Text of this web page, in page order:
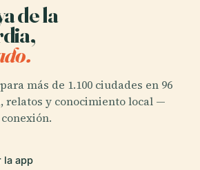
de la
más de 1.100 ciudades en 96
relatos y conocimiento local —
la app